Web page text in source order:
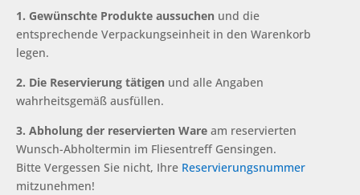
1. Gewünschte Produkte aussuchen und die
entsprechende Verpackungseinheit in den Warenkorb
legen.
2. Die Reservierung tätigen und alle Angaben
wahrheitsgemäß ausfüllen.
3. Abholung der reservierten Ware am reservierten
Wunsch-Abholtermin im Fliesentreff Gensingen.
Bitte Vergessen Sie nicht, Ihre Reservierungsnummer
mitzunehmen!